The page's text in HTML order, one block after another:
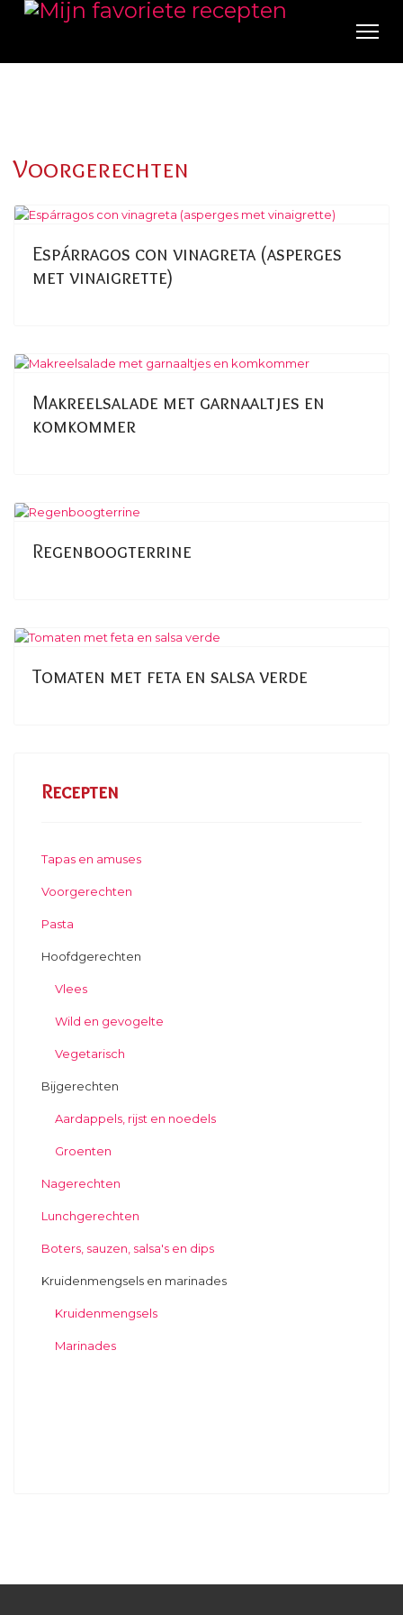
Voorgerechten
Espárragos con vinagreta (asperges
met vinaigrette)
Makreelsalade met garnaaltjes en
komkommer
Regenboogterrine
Tomaten met feta en salsa verde
Recepten
Tapas en amuses
Voorgerechten
Pasta
Hoofdgerechten
Vlees
Wild en gevogelte
Vegetarisch
Bijgerechten
Aardappels, rijst en noedels
Groenten
Nagerechten
Lunchgerechten
Boters, sauzen, salsa's en dips
Kruidenmengsels en marinades
Kruidenmengsels
Marinades